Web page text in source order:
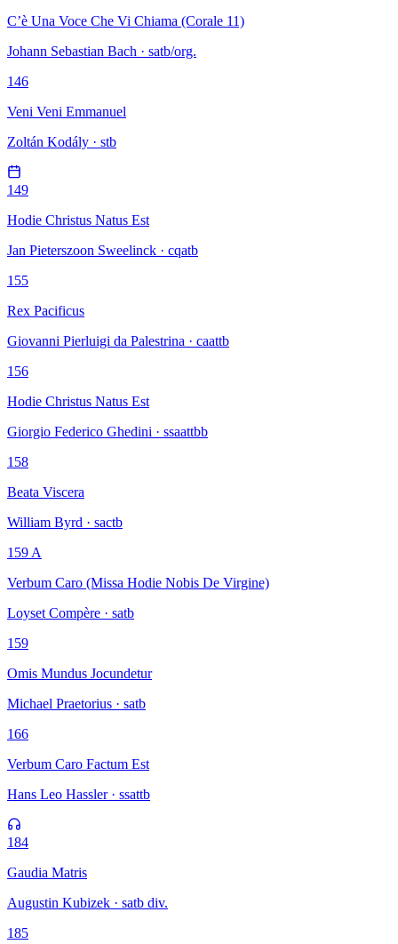
C’è Una Voce Che Vi Chiama (Corale 11)
Johann Sebastian Bach · satb/org.
146
Veni Veni Emmanuel
Zoltán Kodály · stb
149
Hodie Christus Natus Est
Jan Pieterszoon Sweelinck · cqatb
155
Rex Pacificus
Giovanni Pierluigi da Palestrina · caattb
156
Hodie Christus Natus Est
Giorgio Federico Ghedini · ssaattbb
158
Beata Viscera
William Byrd · sactb
159 A
Verbum Caro (Missa Hodie Nobis De Virgine)
Loyset Compère · satb
159
Omis Mundus Jocundetur
Michael Praetorius · satb
166
Verbum Caro Factum Est
Hans Leo Hassler · ssattb
184
Gaudia Matris
Augustin Kubizek · satb div.
185